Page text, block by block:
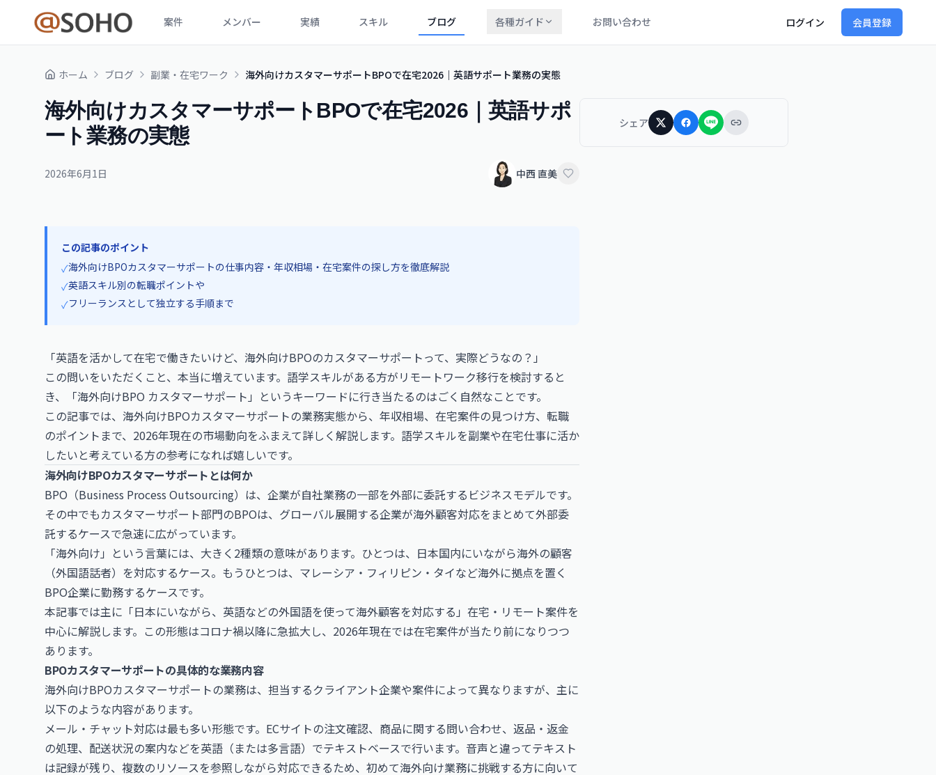
案件 メンバー 実績 スキル ブログ 各種ガイド お問い合わせ ログイン 会員登録
ホーム ブログ 副業・在宅ワーク 海外向けカスタマーサポートBPOで在宅2026｜英語サポート業務の実態
海外向けカスタマーサポートBPOで在宅2026｜英語サポ
ート業務の実態
2026年6月1日 中西 直美
この記事のポイント
✓海外向けBPOカスタマーサポートの仕事内容・年収相場・在宅案件の探し方を徹底解説
✓英語スキル別の転職ポイントや
✓フリーランスとして独立する手順まで
「英語を活かして在宅で働きたいけど、海外向けBPOのカスタマーサポートって、実際どうなの？」
この問いをいただくこと、本当に増えています。語学スキルがある方がリモートワーク移行を検討すると
き、「海外向けBPO カスタマーサポート」というキーワードに行き当たるのはごく自然なことです。
この記事では、海外向けBPOカスタマーサポートの業務実態から、年収相場、在宅案件の見つけ方、転職
のポイントまで、2026年現在の市場動向をふまえて詳しく解説します。語学スキルを副業や在宅仕事に活か
したいと考えている方の参考になれば嬉しいです。
海外向けBPOカスタマーサポートとは何か
BPO（Business Process Outsourcing）は、企業が自社業務の一部を外部に委託するビジネスモデルです。
その中でもカスタマーサポート部門のBPOは、グローバル展開する企業が海外顧客対応をまとめて外部委
託するケースで急速に広がっています。
「海外向け」という言葉には、大きく2種類の意味があります。ひとつは、日本国内にいながら海外の顧客
（外国語話者）を対応するケース。もうひとつは、マレーシア・フィリピン・タイなど海外に拠点を置く
BPO企業に勤務するケースです。
本記事では主に「日本にいながら、英語などの外国語を使って海外顧客を対応する」在宅・リモート案件を
中心に解説します。この形態はコロナ禍以降に急拡大し、2026年現在では在宅案件が当たり前になりつつ
あります。
BPOカスタマーサポートの具体的な業務内容
海外向けBPOカスタマーサポートの業務は、担当するクライアント企業や案件によって異なりますが、主に
以下のような内容があります。
メール・チャット対応は最も多い形態です。ECサイトの注文確認、商品に関する問い合わせ、返品・返金
の処理、配送状況の案内などを英語（または多言語）でテキストベースで行います。音声と違ってテキスト
は記録が残り、複数のリソースを参照しながら対応できるため、初めて海外向け業務に挑戦する方に向いて
シェア